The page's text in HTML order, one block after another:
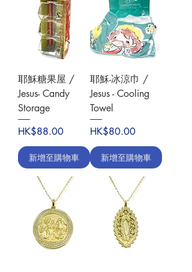
耶穌糖果屋 /
Jesus- Candy
Storage
價格
HK$88.00
新增至購物車
耶穌-冰涼巾 /
Jesus - Cooling
Towel
價格
HK$80.00
新增至購物車